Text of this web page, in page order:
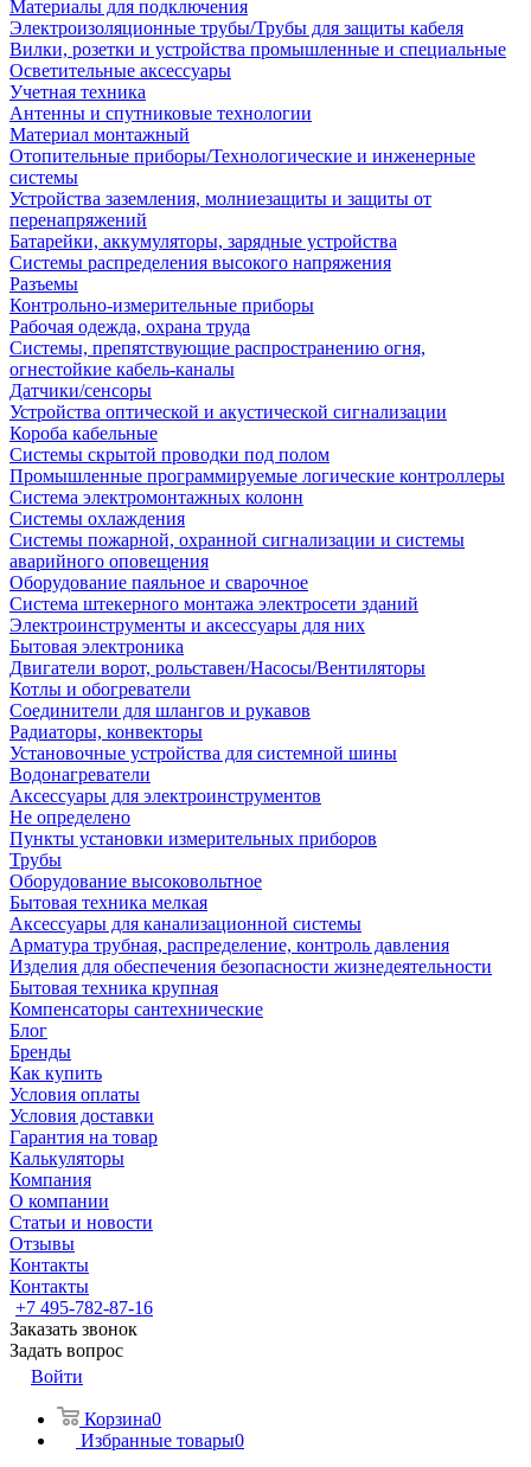
Материалы для подключения
Электроизоляционные трубы/Трубы для защиты кабеля
Вилки, розетки и устройства промышленные и специальные
Осветительные аксессуары
Учетная техника
Антенны и спутниковые технологии
Материал монтажный
Отопительные приборы/Технологические и инженерные
системы
Устройства заземления, молниезащиты и защиты от
перенапряжений
Батарейки, аккумуляторы, зарядные устройства
Системы распределения высокого напряжения
Разъемы
Контрольно-измерительные приборы
Рабочая одежда, охрана труда
Системы, препятствующие распространению огня,
огнестойкие кабель-каналы
Датчики/сенсоры
Устройства оптической и акустической сигнализации
Короба кабельные
Системы скрытой проводки под полом
Промышленные программируемые логические контроллеры
Система электромонтажных колонн
Системы охлаждения
Системы пожарной, охранной сигнализации и системы
аварийного оповещения
Оборудование паяльное и сварочное
Система штекерного монтажа электросети зданий
Электроинструменты и аксессуары для них
Бытовая электроника
Двигатели ворот, рольставен/Насосы/Вентиляторы
Котлы и обогреватели
Соединители для шлангов и рукавов
Радиаторы, конвекторы
Установочные устройства для системной шины
Водонагреватели
Аксессуары для электроинструментов
Не определено
Пункты установки измерительных приборов
Трубы
Оборудование высоковольтное
Бытовая техника мелкая
Аксессуары для канализационной системы
Арматура трубная, распределение, контроль давления
Изделия для обеспечения безопасности жизнедеятельности
Бытовая техника крупная
Компенсаторы сантехнические
Блог
Бренды
Как купить
Условия оплаты
Условия доставки
Гарантия на товар
Калькуляторы
Компания
О компании
Статьи и новости
Отзывы
Контакты
Контакты
+7 495-782-87-16
Заказать звонок
Задать вопрос
Войти
Корзина0
Избранные товары0